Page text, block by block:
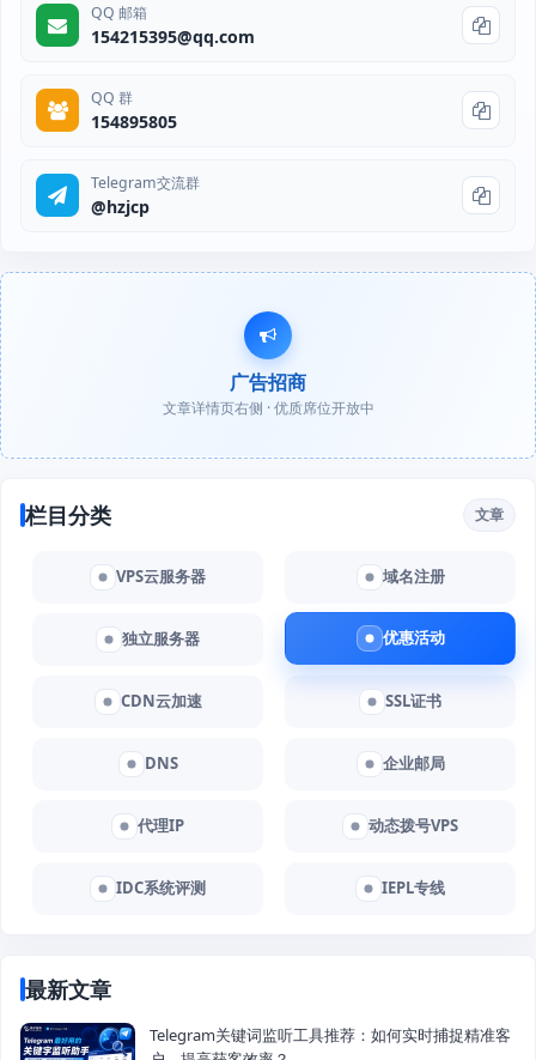
QQ 邮箱
154215395@qq.com
QQ 群
154895805
Telegram交流群
@hzjcp
广告招商
文章详情页右侧 · 优质席位开放中
栏目分类 文章
VPS云服务器 域名注册
独立服务器 优惠活动
CDN云加速 SSL证书
DNS 企业邮局
代理IP 动态拨号VPS
IDC系统评测 IEPL专线
最新文章
Telegram关键词监听工具推荐：如何实时捕捉精准客